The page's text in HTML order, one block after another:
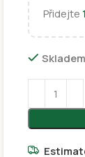
Přidejte
Skladem